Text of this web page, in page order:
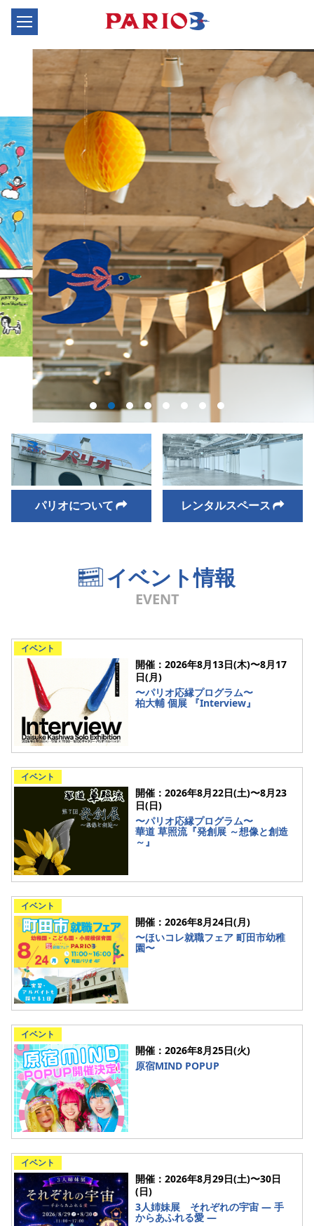
パリオについて レンタルスペース
イベント情報
EVENT
イベント
開催：2026年8月13日(木)〜8月17
日(月)
〜パリオ応縁プログラム〜
柏大輔 個展 『Interview』
イベント
開催：2026年8月22日(土)〜8月23
日(日)
〜パリオ応縁プログラム〜
華道 草照流『発創展 ～想像と創造
～』
イベント
開催：2026年8月24日(月)
〜ほいコレ就職フェア 町田市幼稚
園〜
イベント
開催：2026年8月25日(火)
原宿MIND POPUP
イベント
開催：2026年8月29日(土)〜30日
(日)
3人姉妹展 それぞれの宇宙 ― 手
からあふれる愛 ―